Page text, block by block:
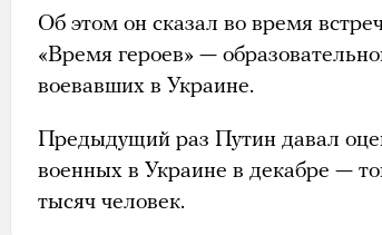
Об этом он сказал во время
«Время героев» —
воевавших в Украине.
Предыдущий раз Путин давал
военных в Украине в декабре —
тысяч человек.